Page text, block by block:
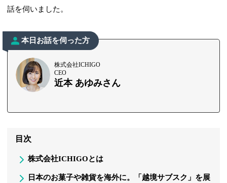
話を伺いました。
本日お話を伺った方
株式会社ICHIGO
CEO
近本 あゆみさん
目次
株式会社ICHIGOとは
日本のお菓子や雑貨を海外に。「越境サブスク」を展